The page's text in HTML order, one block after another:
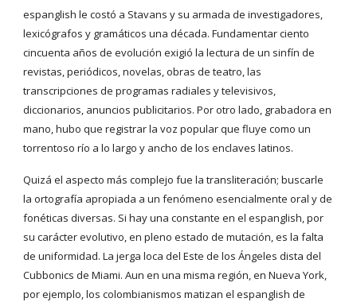
espanglish le costó a Stavans y su armada de investigadores,
lexicógrafos y gramáticos una década. Fundamentar ciento
cincuenta años de evolución exigió la lectura de un sinfín de
revistas, periódicos, novelas, obras de teatro, las
transcripciones de programas radiales y televisivos,
diccionarios, anuncios publicitarios. Por otro lado, grabadora en
mano, hubo que registrar la voz popular que fluye como un
torrentoso río a lo largo y ancho de los enclaves latinos.
Quizá el aspecto más complejo fue la transliteración; buscarle
la ortografía apropiada a un fenómeno esencialmente oral y de
fonéticas diversas. Si hay una constante en el espanglish, por
su carácter evolutivo, en pleno estado de mutación, es la falta
de uniformidad. La jerga loca del Este de los Ángeles dista del
Cubbonics de Miami. Aun en una misma región, en Nueva York,
por ejemplo, los colombianismos matizan el espanglish de